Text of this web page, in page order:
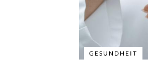
GESUNDHEIT